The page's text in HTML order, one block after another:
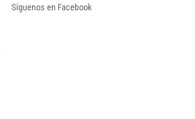
2,65 €
Patata Monalisa 1
Síguenos en Facebook